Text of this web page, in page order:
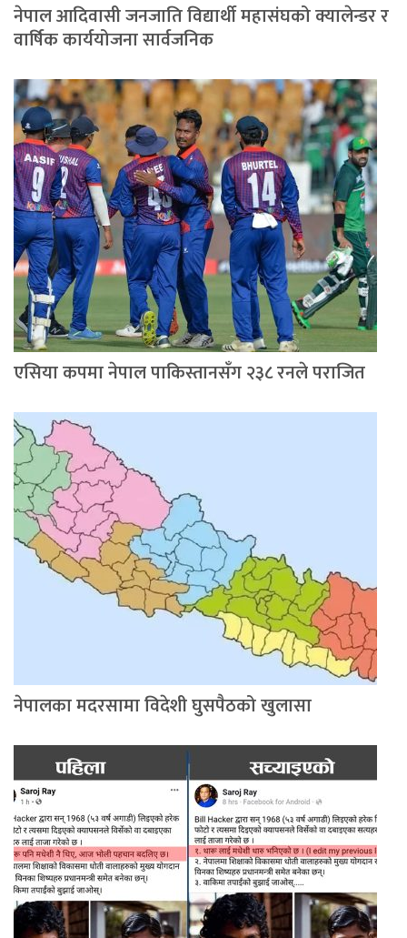
नेपाल आदिवासी जनजाति विद्यार्थी महासंघको क्यालेन्डर र
वार्षिक कार्ययोजना सार्वजनिक
एसिया कपमा नेपाल पाकिस्तानसँग २३८ रनले पराजित
नेपालका मदरसामा विदेशी घुसपैठको खुलासा